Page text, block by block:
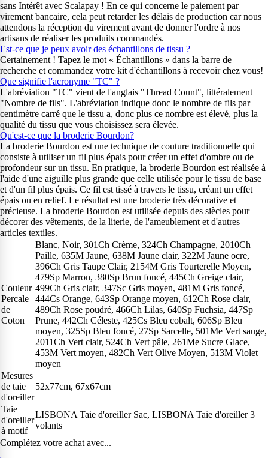
sans Intérêt avec Scalapay ! En ce qui concerne le paiement par
virement bancaire, cela peut retarder les délais de production car nous
attendons la réception du virement avant de donner l'ordre à nos
artisans de réaliser les produits commandés.
Est-ce que je peux avoir des échantillons de tissu ?
Certainement ! Tapez le mot « Échantillons » dans la barre de
recherche et commandez votre kit d'échantillons à recevoir chez vous!
Que signifie l'acronyme "TC" ?
L'abréviation "TC" vient de l'anglais "Thread Count", littéralement
"Nombre de fils". L'abréviation indique donc le nombre de fils par
centimètre carré que le tissu a, donc plus ce nombre est élevé, plus la
qualité du tissu que vous choisissez sera élevée.
Qu'est-ce que la broderie Bourdon?
La broderie Bourdon est une technique de couture traditionnelle qui
consiste à utiliser un fil plus épais pour créer un effet d'ombre ou de
profondeur sur un tissu. En pratique, la broderie Bourdon est réalisée à
l'aide d'une aiguille plus grande que celle utilisée pour le tissu de base
et d'un fil plus épais. Ce fil est tissé à travers le tissu, créant un effet
épais ou en relief. Le résultat est une broderie très décorative et
précieuse. La broderie Bourdon est utilisée depuis des siècles pour
décorer des vêtements, de la literie, de l'ameublement et d'autres
articles textiles.
Couleur
Percale
de
Coton
Blanc, Noir, 301Ch Crème, 324Ch Champagne, 2010Ch
Paille, 635M Jaune, 638M Jaune clair, 322M Jaune ocre,
396Ch Gris Taupe Clair, 2154M Gris Tourterelle Moyen,
479Sp Marron, 380Sp Brun foncé, 445Ch Greige clair,
499Ch Gris clair, 347Sc Gris moyen, 481M Gris foncé,
444Cs Orange, 643Sp Orange moyen, 612Ch Rose clair,
489Ch Rose poudré, 466Ch Lilas, 640Sp Fuchsia, 447Sp
Prune, 442Ch Céleste, 425Cs Bleu cobalt, 606Sp Bleu
moyen, 325Sp Bleu foncé, 27Sp Sarcelle, 501Me Vert sauge,
2011Ch Vert clair, 524Ch Vert pâle, 261Me Sucre Glace,
453M Vert moyen, 482Ch Vert Olive Moyen, 513M Violet
moyen
Mesures
de taie
d'oreiller
52x77cm, 67x67cm
Taie
d'oreiller
à motif
LISBONA Taie d'oreiller Sac, LISBONA Taie d'oreiller 3
volants
Complétez votre achat avec...